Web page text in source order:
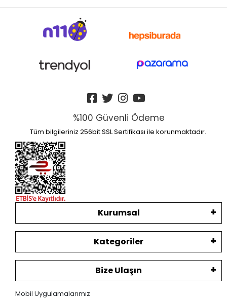
%100 Güvenli Ödeme
Tüm bilgileriniz 256bit SSL Sertifikası ile korunmaktadır.
Kurumsal
Kategoriler
Bize Ulaşın
Mobil Uygulamalarımız